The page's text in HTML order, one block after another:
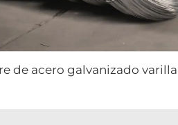
de acero galvanizado varilla